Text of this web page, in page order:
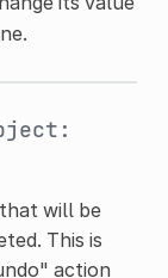
will be
This is
action